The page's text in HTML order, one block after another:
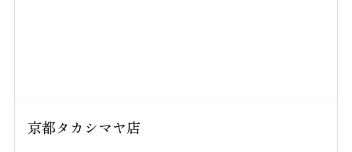
京都タカシマヤ店